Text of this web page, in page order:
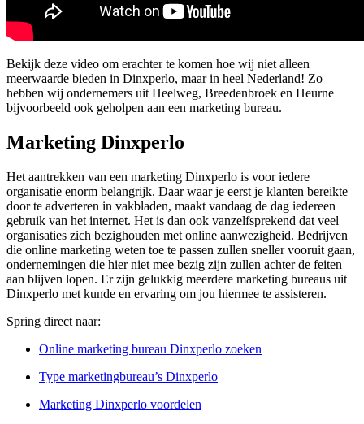
Bekijk deze video om erachter te komen hoe wij niet alleen
meerwaarde bieden in Dinxperlo, maar in heel Nederland! Zo
hebben wij ondernemers uit Heelweg, Breedenbroek en Heurne
bijvoorbeeld ook geholpen aan een marketing bureau.
Marketing Dinxperlo
Het aantrekken van een marketing Dinxperlo is voor iedere
organisatie enorm belangrijk. Daar waar je eerst je klanten bereikte
door te adverteren in vakbladen, maakt vandaag de dag iedereen
gebruik van het internet. Het is dan ook vanzelfsprekend dat veel
organisaties zich bezighouden met online aanwezigheid. Bedrijven
die online marketing weten toe te passen zullen sneller vooruit gaan,
ondernemingen die hier niet mee bezig zijn zullen achter de feiten
aan blijven lopen. Er zijn gelukkig meerdere marketing bureaus uit
Dinxperlo met kunde en ervaring om jou hiermee te assisteren.
Spring direct naar:
Online marketing bureau Dinxperlo zoeken
Type marketingbureau’s Dinxperlo
Marketing Dinxperlo voordelen